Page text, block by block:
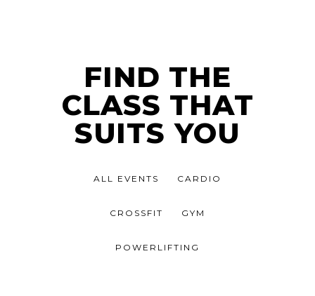
FIND THE
CLASS THAT
SUITS YOU
ALL EVENTS CARDIO
CROSSFIT GYM
POWERLIFTING